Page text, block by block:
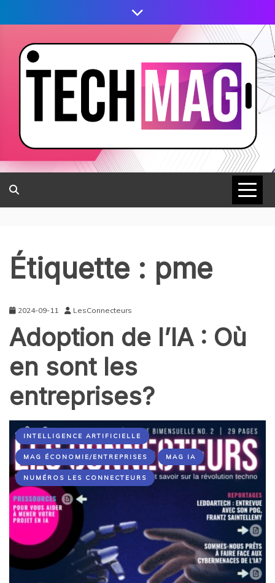
Étiquette : pme
2024-09-11 LesConnecteurs
Adoption de l’IA : Où
en sont les
entreprises?
INTELLIGENCE ARTIFICIELLE
MAG ÉCONOMIE/ENTREPRISES MAG IA
NUMÉROS LES CONNECTEURS